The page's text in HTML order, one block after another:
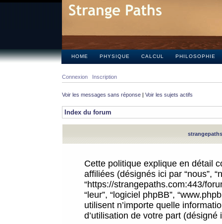
HOME PHYSIQUE CALCUL PHILOSOPHIE
Connexion Inscription
Voir les messages sans réponse | Voir les sujets actifs
Index du forum
Cette politique explique en détail
affiliées (désignés ici par “nous”,
“https://strangepaths.com:443/
“leur”, “logiciel phpBB”,
utilisent n’importe quelle
d’utilisation de votre part (désigné